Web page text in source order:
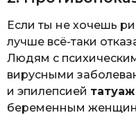
Если ты не хочешь
лучше всё-таки
Людям с
вирусными
и эпилепсией
беременным